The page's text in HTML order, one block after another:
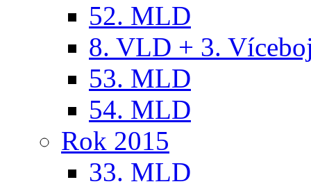
52. MLD
8. VLD + 3.
53. MLD
54. MLD
Rok 2015
33. MLD